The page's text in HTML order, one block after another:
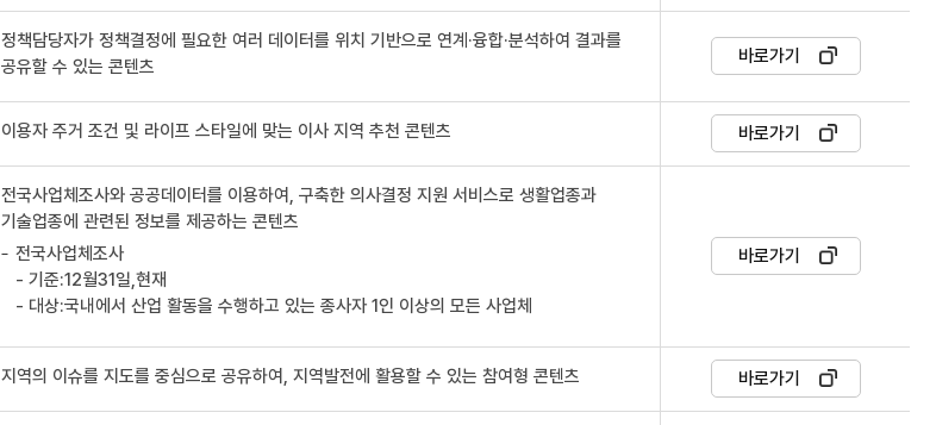
정책담당자가 정책결정에 필요한 여러 데이터를 위치 기반으로 연계·융합·분석하여 결과를
공유할 수 있는 콘텐츠
바로가기
이용자 주거 조건 및 라이프 스타일에 맞는 이사 지역 추천 콘텐츠 바로가기
전국사업체조사와 공공데이터를 이용하여, 구축한 의사결정 지원 서비스로 생활업종과
기술업종에 관련된 정보를 제공하는 콘텐츠
전국사업체조사
- 기준:12월31일,현재
- 대상:국내에서 산업 활동을 수행하고 있는 종사자 1인 이상의 모든 사업체
바로가기
지역의 이슈를 지도를 중심으로 공유하여, 지역발전에 활용할 수 있는 참여형 콘텐츠 바로가기